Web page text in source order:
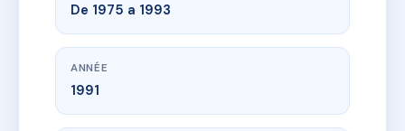
De 1975 a 1993
ANNÉE
1991